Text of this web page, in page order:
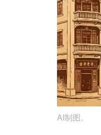
AI制图。